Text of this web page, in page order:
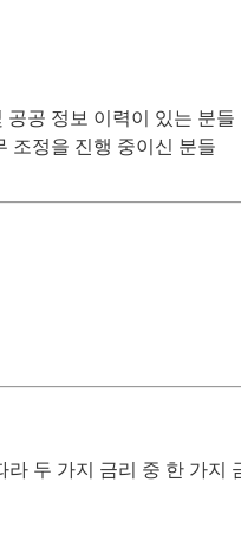
공 정보 이력이 있는 분들
조정을 진행 중이신 분들
두 가지 금리 중 한 가지